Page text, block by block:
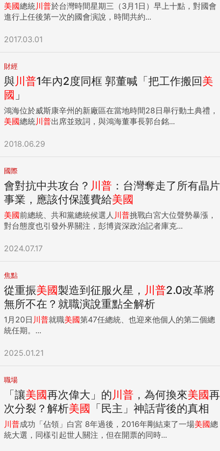
美國總統川普於台灣時間星期三（3月1日）早上十點，對國會
進行上任後第一次的國會演說，時間共約...
2017.03.01
財經
與川普1年內2度同框 郭董喊「把工作搬回美
國 」
鴻海位於威斯康辛州的新廠區在當地時間28日舉行動土典禮，
美國總統川普出席並致詞，與鴻海董事長郭台銘...
2018.06.29
國際
會對抗中共攻台？ 川普 ：台灣奪走了所有晶片
事業，應該付保護費給美國
美國前總統、共和黨總統候選人 川普挑戰白宮大位聲勢暴漲，
對台態度也引發外界關注，彭博資深政治記者庫克...
2024.07.17
焦點
從重振美國製造到征服火星， 川普2.0改革將
無所不在？就職演說重點全解析
1月20日 川普就職美國第47任總統、也迎來他個人的第二個總
統任期。...
2025.01.21
職場
「讓美國再次偉大」的 川普 ，為何換來美國再
次分裂？解析美國 「民主」神話背後的真相
川普 成功「佔領」白宮 8年過後，2016年剛結束了一場美國總
統大選，同樣引起世人關注，但在開票的同時...